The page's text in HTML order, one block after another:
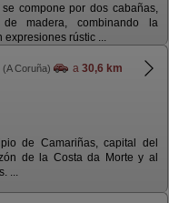
compone por dos cabañas,
madera, combinando la
expresiones rústic ...
(A Coruña) a 30,6 km
de Camariñas, capital del
de la Costa da Morte y al
...